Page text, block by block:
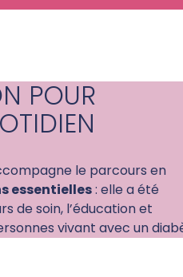
POUR
le parcours en
essentielles: elle a été
de soin, l’éducation et
vivant avec un